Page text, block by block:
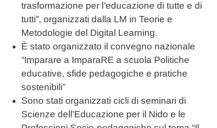
trasformazione per l’educazione di tutte e di
tutti”, organizzati dalla LM in Teorie e
Metodologie del Digital Learning.
È stato organizzato il convegno nazionale
“Imparare a ImparaRE a scuola Politiche
educative, sfide pedagogiche e pratiche
sostenibili”
Sono stati organizzati cicli di seminari di
Scienze dell’Educazione per il Nido e le